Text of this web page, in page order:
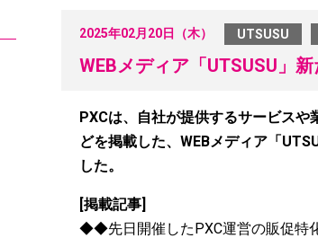
＞かあなたの企業にぴったりの販促ソリ
ューションをお探しいただけます！
詳しくはこちら
2025年02月20日（木） UTSUSU
WEBメディア「UTSUSU」
PXCは、自社が提供するサービス
どを掲載した、WEBメディア「
した。
[掲載記事]
◆◆先日開催したPXC運営の販促特